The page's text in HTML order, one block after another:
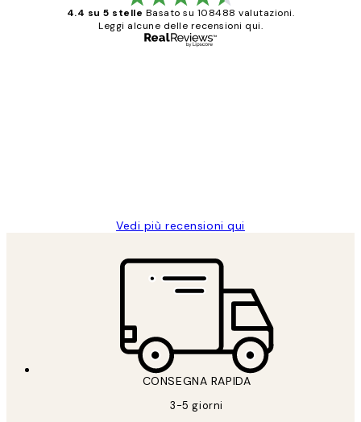
4.4 su 5 stelle Basato su 108488 valutazioni.
Leggi alcune delle recensioni qui.
Vedi più recensioni qui
CONSEGNA RAPIDA
3-5 giorni